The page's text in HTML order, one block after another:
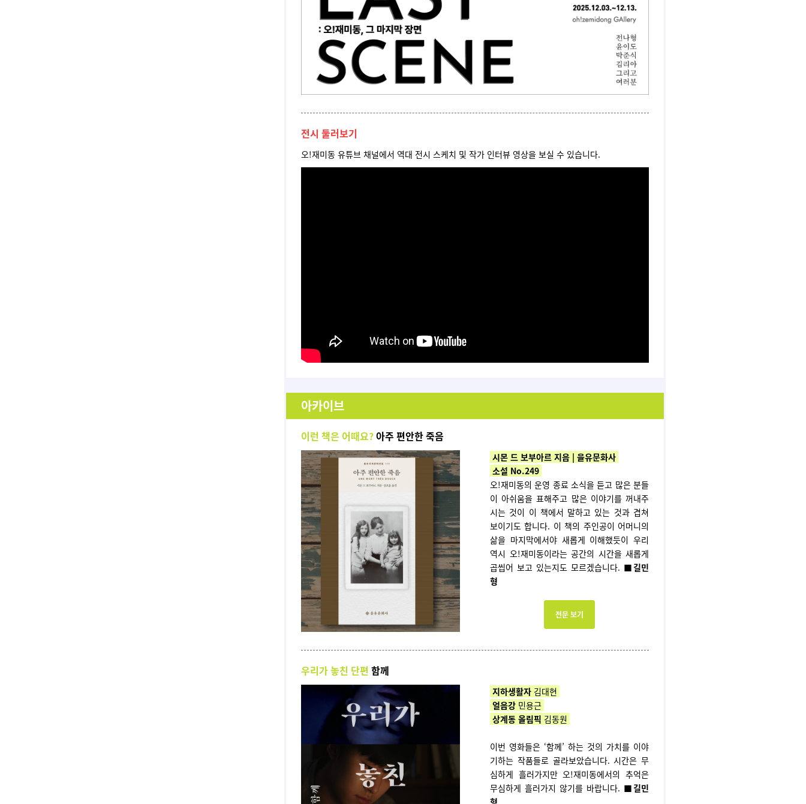
전시 둘러보기
오!재미동 유튜브 채널에서 역대 전시 스케치 및 작가 인터뷰 영상을 보실 수 있습니다.
아카이브
이런 책은 어때요?아주 편안한 죽음
시몬 드 보부아르 지음 | 을유문화사
소설 No.249
오!재미동의 운영 종료 소식을 듣고 많은 분들
이 아쉬움을 표해주고 많은 이야기를 꺼내주
시는 것이 이 책에서 말하고 있는 것과 겹쳐
보이기도 합니다. 이 책의 주인공이 어머니의
삶을 마지막에서야 새롭게 이해했듯이 우리
역시 오!재미동이라는 공간의 시간을 새롭게
곱씹어 보고 있는지도 모르겠습니다. ■길민
형
전문 보기
우리가 놓친 단편 함께
지하생활자 김대현
얼음강 민용근
상계동 올림픽 김동원
이번 영화들은 ‘함께’ 하는 것의 가치를 이야
기하는 작품들로 골라보았습니다. 시간은 무
심하게 흘러가지만 오!재미동에서의 추억은
무심하게 흘러가지 않기를 바랍니다. ■길민
형